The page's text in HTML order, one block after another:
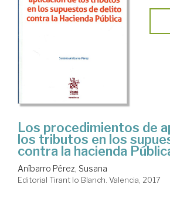
Los procedimientos de
los tributos en los
contra la hacienda
Aníbarro Pérez, Susana
Editorial Tirant lo Blanch. Valencia, 2017